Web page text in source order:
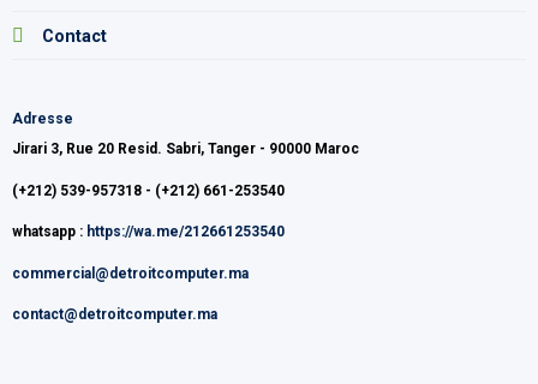
Contact
Adresse
Jirari 3, Rue 20 Resid. Sabri, Tanger - 90000 Maroc
(+212) 539-957318 - (+212) 661-253540
whatsapp : https://wa.me/212661253540
commercial@detroitcomputer.ma
contact@detroitcomputer.ma